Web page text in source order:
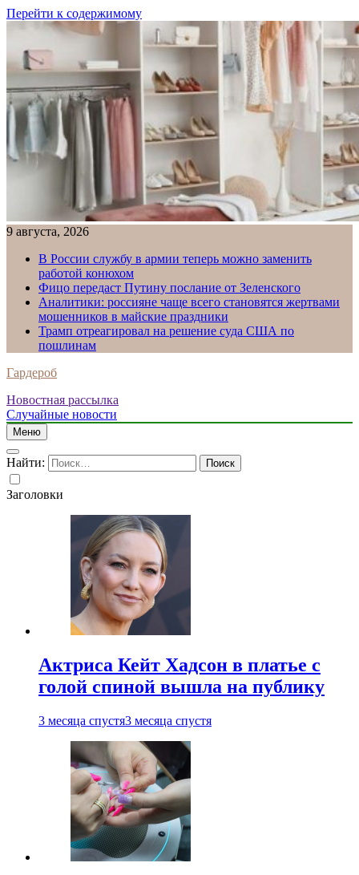
Перейти к содержимому
9 августа, 2026
В России службу в армии теперь можно заменить
работой конюхом
Фицо передаст Путину послание от Зеленского
Аналитики: россияне чаще всего становятся жертвами
мошенников в майские праздники
Трамп отреагировал на решение суда США по
пошлинам
Гардероб
Новостная рассылка
Случайные новости
Меню
Найти:
Заголовки
Актриса Кейт Хадсон в платье с
голой спиной вышла на публику
3 месяца спустя3 месяца спустя